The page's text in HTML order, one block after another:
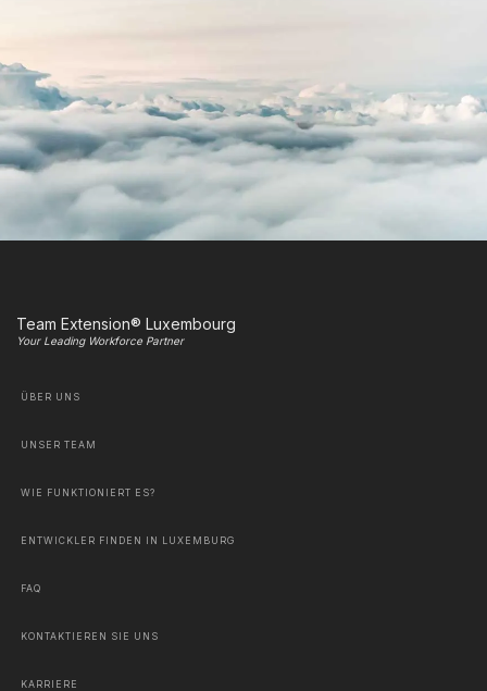
Team Extension® Luxembourg
Your Leading Workforce Partner
ÜBER UNS
UNSER TEAM
WIE FUNKTIONIERT ES?
ENTWICKLER FINDEN IN LUXEMBURG
FAQ
KONTAKTIEREN SIE UNS
KARRIERE